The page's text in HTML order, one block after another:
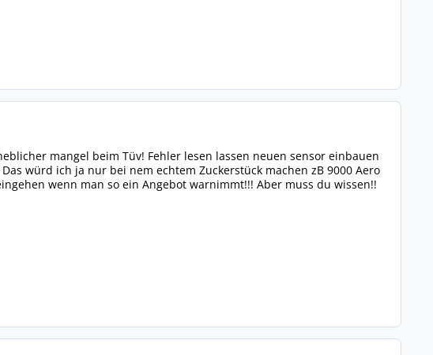
mangel beim Tüv! Fehler lesen lassen neuen sensor einbauen
würd ich ja nur bei nem echtem Zuckerstück machen zB 9000 Aero
wenn man so ein Angebot warnimmt!!! Aber muss du wissen!!